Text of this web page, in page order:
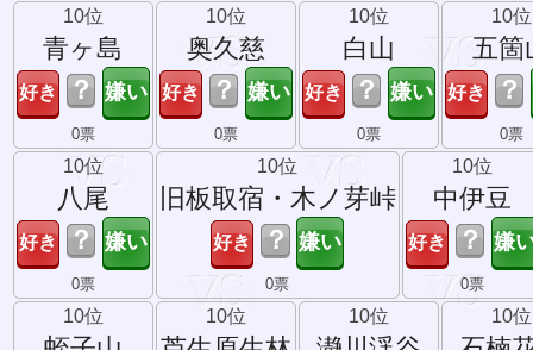
10位
青ヶ島
？
0票
10位
奥久慈
？
0票
10位
白山
？
0票
10位
五箇
？
0票
10位
八尾
？
0票
10位
旧板取宿・木ノ芽峠
？
0票
10位
中伊豆
？
0票
10位 10位 10位 10位